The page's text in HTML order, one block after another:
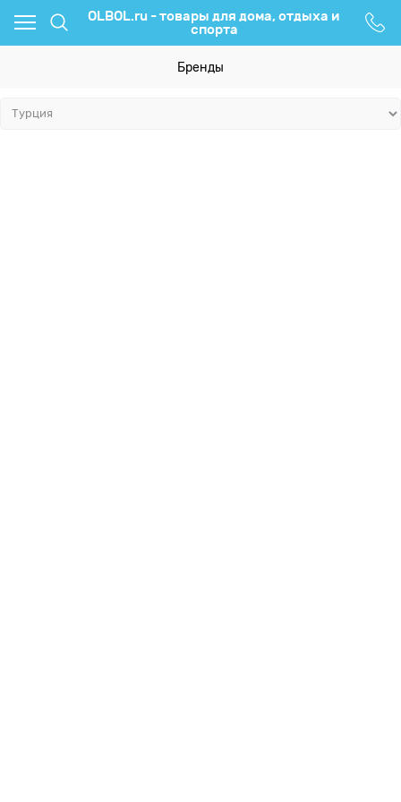
OLBOL.ru - товары для дома, отдыха и
спорта
Бренды